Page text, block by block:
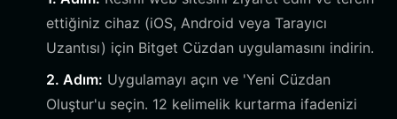
ettiğiniz cihaz (iOS, Android veya Tarayıcı
Uzantısı) için Bitget Cüzdan uygulamasını indirin.
2. Adım: Uygulamayı açın ve 'Yeni Cüzdan
Oluştur'u seçin. 12 kelimelik kurtarma ifadenizi